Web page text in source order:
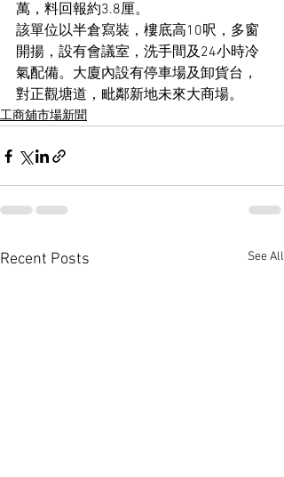
萬，料回報約3.8厘。
該單位以半倉寫裝，樓底高10呎，多窗
開揚，設有會議室，洗手間及24小時冷
氣配備。大廈內設有停車場及卸貨台，
對正觀塘道，毗鄰新地未來大商場。
工商舖市場新聞
Recent Posts See All